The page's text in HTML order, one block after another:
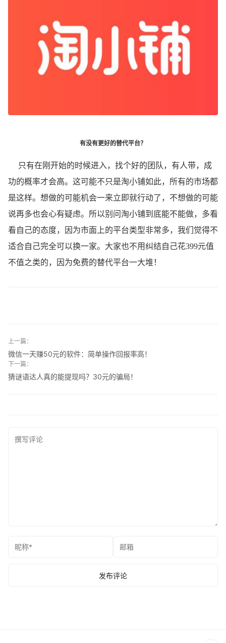
有没有更好的替代平台？
只有在刚开始的时候进入，找个好的团队，有人带，成
功的概率才会高。这可能不只是淘小铺如此，所有的市场都
是这样。想做的可能机会一来立即就行动了，不想做的可能
说再多也会心有疑虑。所以别问淘小铺到底能不能做，多看
看自己的态度，因为市面上的平台类型非常多，我们觉得不
适合自己完全可以换一家。大家也不用纠结自己花399元值
不值之类的，因为免费的替代平台一大堆！
上一篇：
微信一天赚50元的软件：简单操作回报率高！
下一篇：
猜谜语达人真的能提现吗？30元的骗局！